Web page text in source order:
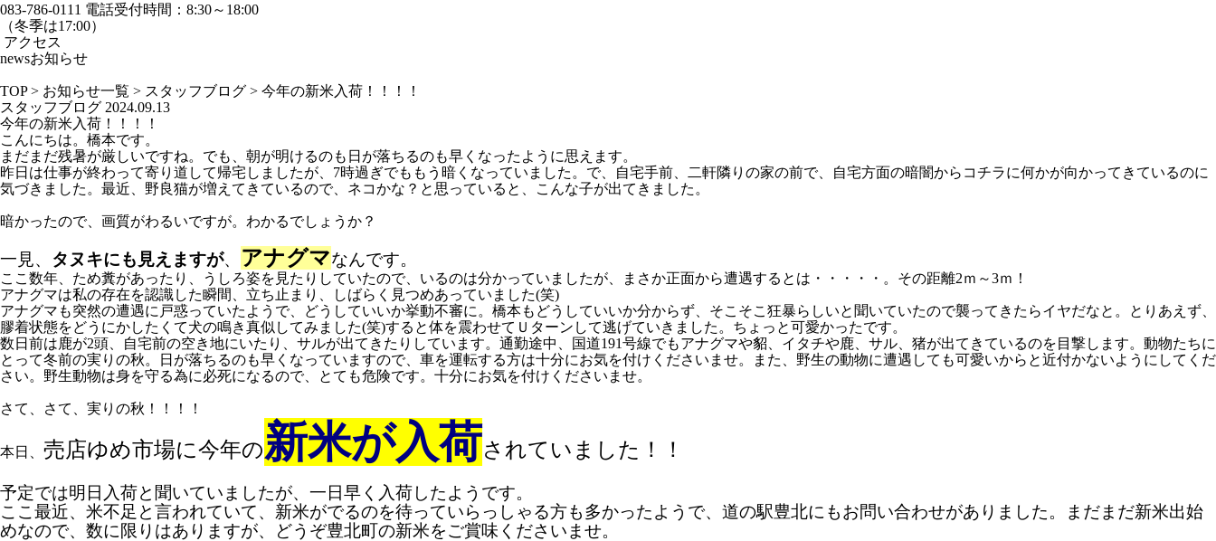
083-786-0111 電話受付時間：8:30～18:00
（冬季は17:00）
アクセス
newsお知らせ
TOP> お知らせ一覧 > スタッフブログ > 今年の新米入荷！！！！
スタッフブログ 2024.09.13
今年の新米入荷！！！！
こんにちは。橋本です。
まだまだ残暑が厳しいですね。でも、朝が明けるのも日が落ちるのも早くなったように思えます。
昨日は仕事が終わって寄り道して帰宅しましたが、7時過ぎでももう暗くなっていました。で、自宅手前、二軒隣りの家の前で、自宅方面の暗闇からコチラに何かが向かってきているのに
気づきました。最近、野良猫が増えてきているので、ネコかな？と思っていると、こんな子が出てきました。
暗かったので、画質がわるいですが。わかるでしょうか？
一見、 タヌキにも見えますが、 アナグマなんです。
ここ数年、ため糞があったり、うしろ姿を見たりしていたので、いるのは分かっていましたが、まさか正面から遭遇するとは・・・・・。その距離2ｍ～3ｍ！
アナグマは私の存在を認識した瞬間、立ち止まり、しばらく見つめあっていました(笑)
アナグマも突然の遭遇に戸惑っていたようで、どうしていいか挙動不審に。橋本もどうしていいか分からず、そこそこ狂暴らしいと聞いていたので襲ってきたらイヤだなと。とりあえず、
膠着状態をどうにかしたくて犬の鳴き真似してみました(笑)すると体を震わせてＵターンして逃げていきました。ちょっと可愛かったです。
数日前は鹿が2頭、自宅前の空き地にいたり、サルが出てきたりしています。通勤途中、国道191号線でもアナグマや貂、イタチや鹿、サル、猪が出てきているのを目撃します。動物たちに
とって冬前の実りの秋。日が落ちるのも早くなっていますので、車を運転する方は十分にお気を付けくださいませ。また、野生の動物に遭遇しても可愛いからと近付かないようにしてくだ
さい。野生動物は身を守る為に必死になるので、とても危険です。十分にお気を付けくださいませ。
さて、さて、実りの秋！！！！
本日、 売店ゆめ市場に今年の新米が入荷されていました！！
予定では明日入荷と聞いていましたが、一日早く入荷したようです。
ここ最近、米不足と言われていて、新米がでるのを待っていらっしゃる方も多かったようで、道の駅豊北にもお問い合わせがありました。まだまだ新米出始
めなので、数に限りはありますが、どうぞ豊北町の新米をご賞味くださいませ。